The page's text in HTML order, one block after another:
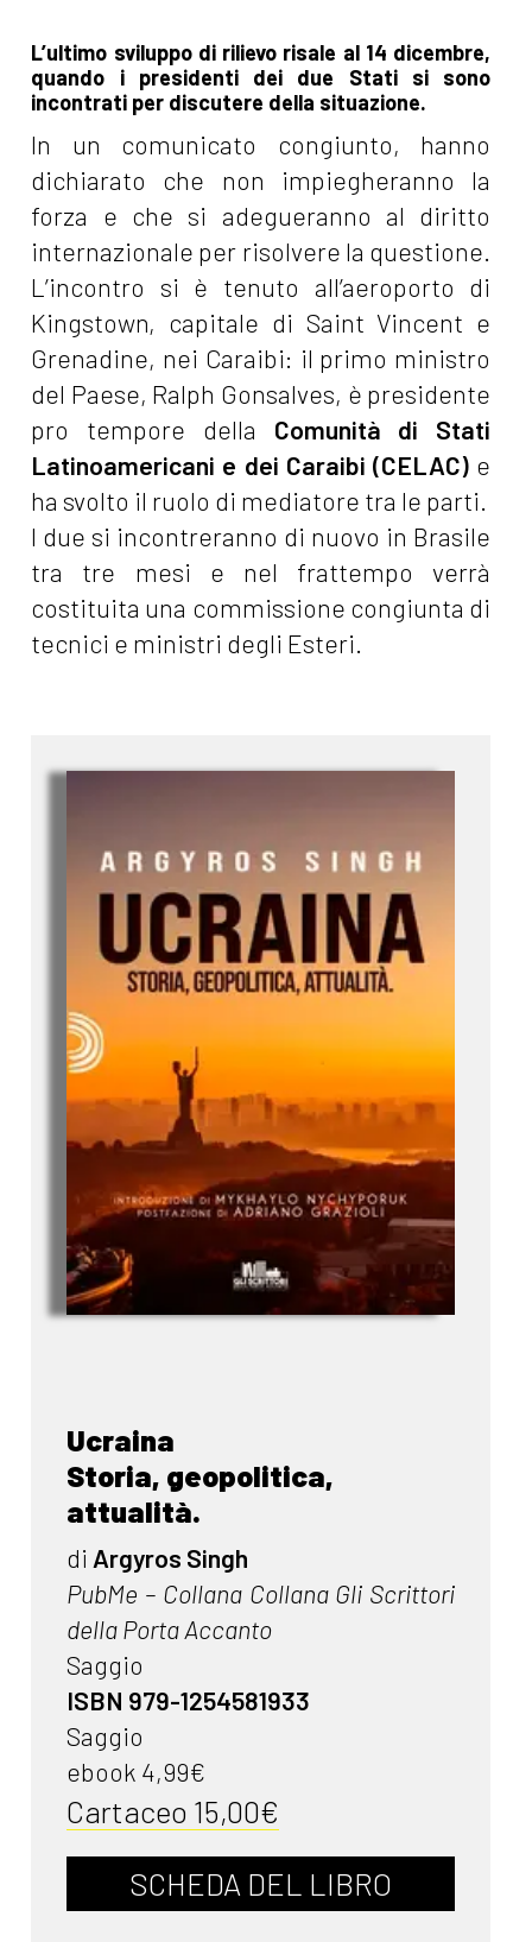
L’ultimo sviluppo di rilievo risale al 14 dicembre,
quando i presidenti dei due Stati si sono
incontrati per discutere della situazione.
In un comunicato congiunto, hanno
dichiarato che non impiegheranno la
forza e che si adegueranno al diritto
internazionale per risolvere la questione.
L’incontro si è tenuto all’aeroporto di
Kingstown, capitale di Saint Vincent e
Grenadine, nei Caraibi: il primo ministro
del Paese, Ralph Gonsalves, è presidente
pro tempore della Comunità di Stati
Latinoamericani e dei Caraibi (CELAC) e
ha svolto il ruolo di mediatore tra le parti.
I due si incontreranno di nuovo in Brasile
tra tre mesi e nel frattempo verrà
costituita una commissione congiunta di
tecnici e ministri degli Esteri.
Ucraina
Storia, geopolitica,
attualità.
di Argyros Singh
PubMe – Collana Collana Gli Scrittori
della Porta Accanto
Saggio
ISBN 979-1254581933
Saggio
ebook 4,99€
Cartaceo 15,00€
SCHEDA DEL LIBRO